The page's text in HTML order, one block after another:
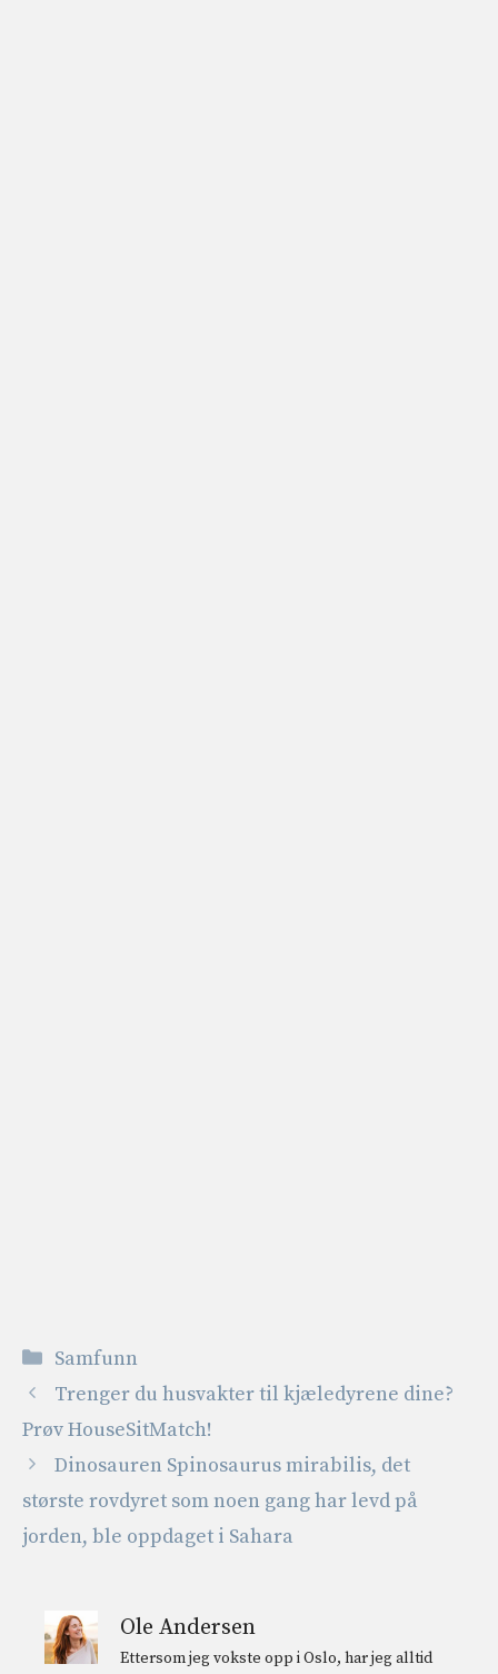
Kategorier
Samfunn
Trenger du husvakter til kjæledyrene dine?
Prøv HouseSitMatch!
Dinosauren Spinosaurus mirabilis, det
største rovdyret som noen gang har levd på
jorden, ble oppdaget i Sahara
Ole Andersen
Ettersom jeg vokste opp i Oslo, har jeg alltid